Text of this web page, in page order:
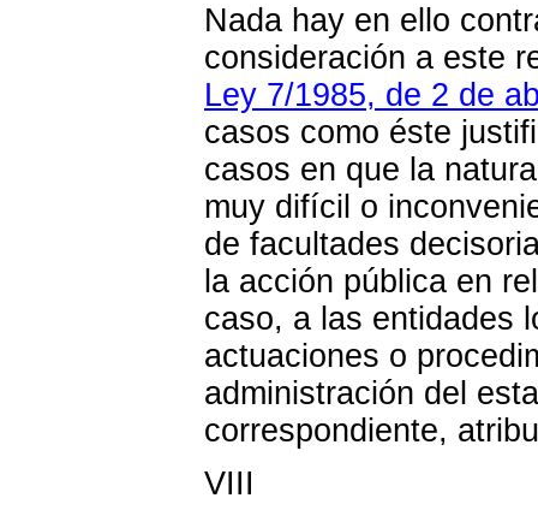
Nada hay en ello
consideración a este
Ley 7/1985, de 2 de
casos como éste
casos en que la
muy difícil o
de facultades
la acción pública en
caso, a las entidades
actuaciones o
administración del
correspondiente,
VIII